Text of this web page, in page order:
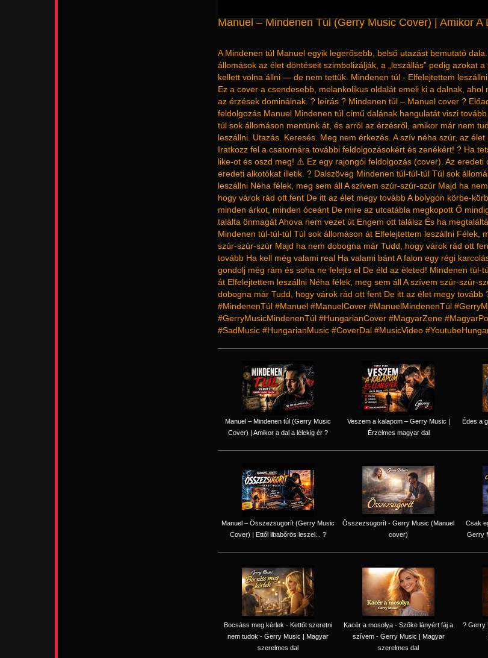
Manuel – Mindenen Túl (Gerry Music Cover) | Amikor A
A Mindenen túl Manuel egyik legerősebb, belső utazást bemutató
állomások az élet döntéseit szimbolizálják, a „leszállás” pedig azokat
kellett volna állni — de nem tettük. Mindenen túl - Elfelejtettem
Ez a cover a csendesebb, melankolikus oldalát emeli ki a dalnak, ahol
az érzések dominálnak. ? leírás ? Mindenen túl – Manuel cover ?
feldolgozás Manuel Mindenen túl című dalának hangulatát viszi
túl sok állomáson mentünk át, és arról az érzésről, amikor már nem
leszállni. Utazás. Keresés. Meg nem érkezés. A szív néha szúr, az
Iratkozz fel a csatornára további feldolgozásokért és zenékért! ? Ha
like-ot és oszd meg! ⚠️ Ez egy rajongói feldolgozás (cover). Az eredeti
eredeti alkotókat illetik. ? Dalszöveg Mindenen túl-túl-túl Túl sok
leszállni Néha félek, meg sem áll A szívem szúr-szúr-szúr Majd ha
hogy várok rád ott fent De itt az élet megy tovább A bolygón körbe-
minden árkot, minden óceánt De mire az utcatábla megkopott Ő
találta önmagát Ahova nem vezet út Engem ott találsz És ha
Mindenen túl-túl-túl Túl sok állomáson át Elfelejtettem leszállni Félek,
szúr-szúr-szúr Majd ha nem dobogna már Tudd, hogy várok rád ott
tovább Ha kell még valami real Ha valami bánt A falon egy régi
gondolj még rám és soha ne felejts el De éld az életed! Mindenen túl-
át Elfelejtettem leszállni Néha félek, meg sem áll A szívem szúr-szúr-
dobogna már Tudd, hogy várok rád ott fent De itt az élet megy tovább
#MindenenTúl #Manuel #ManuelCover #ManuelMindenenTúl
#GerryMusicMindenenTúl #HungarianCover #MagyarZene
#SadMusic #HungarianMusic #CoverDal #MusicVideo
Manuel – Mindenen túl (Gerry Music
Cover) | Amikor a dal a lélekig ér ?
Veszem a kalapom – Gerry Music |
Érzelmes magyar dal
Édes a
Manuel – Összezsugorít (Gerry Music
Cover) | Ettől libabőrös leszel... ?
Összezsugorít - Gerry Music (Manuel
cover)
Csak
Gerry
Bocsáss meg kérlek - Kettőt szeretni
nem tudok - Gerry Music | Magyar
szerelmes dal
Kacér a mosolya - Szőke lányért fáj a
szívem - Gerry Music | Magyar
szerelmes dal
? Gerry